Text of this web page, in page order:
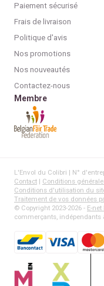
Paiement sécurisé
Frais de livraison
Politique d'avis
Nos promotions
Nos nouveautés
Contactez-nous
Membre
L'Envol du Colibri | N°
Contact | Conditions
Conditions d'utilisation du
Traitement de vos données
© Copyright 2023-2026 - E-
commerçants, indépendants